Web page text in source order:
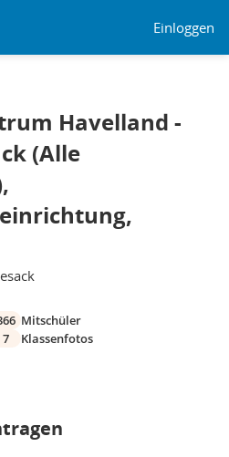
Einloggen
Havelland -
(Alle
Mitschüler
7
Klassenfotos